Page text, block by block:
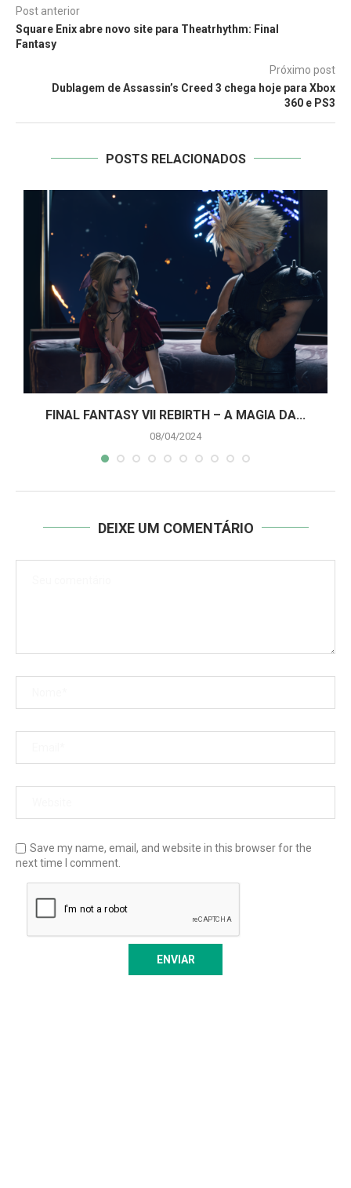
Post anterior
Square Enix abre novo site para Theatrhythm: Final
Fantasy
Próximo post
Dublagem de Assassin’s Creed 3 chega hoje para Xbox
360 e PS3
POSTS RELACIONADOS
FINAL FANTASY VII REBIRTH – A MAGIA DA...
08/04/2024
DEIXE UM COMENTÁRIO
Save my name, email, and website in this browser for the
next time I comment.